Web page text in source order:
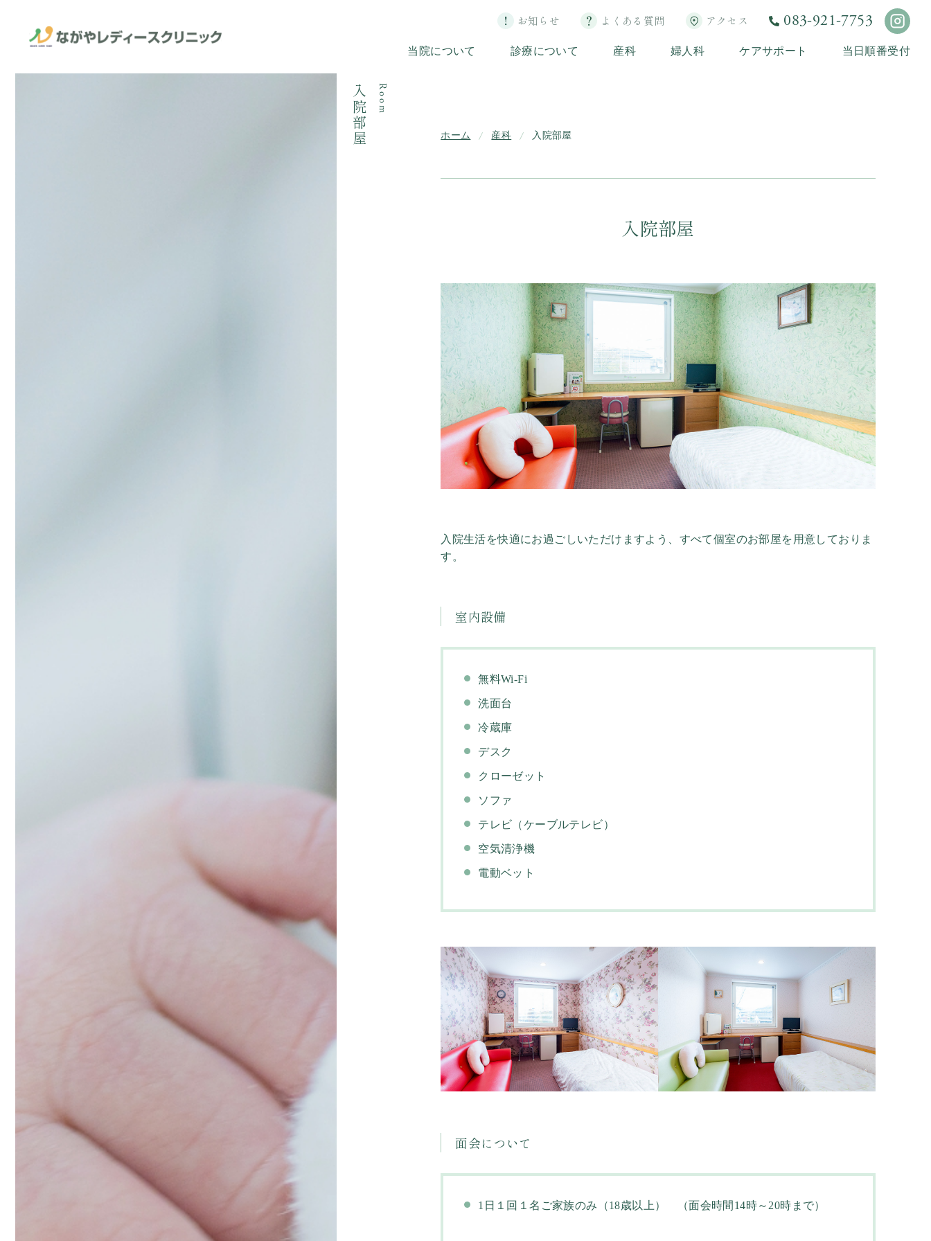
お知らせ よくある質問 アクセス 083-921-7753
当院について 診療について 産科 婦人科 ケアサポート 当日順番受付
Room
入院部屋 ホーム 産科 入院部屋
入院部屋
入院生活を快適にお過ごしいただけますよう、すべて個室のお部屋を用意しておりま
す。
室内設備
無料Wi-Fi
洗面台
冷蔵庫
デスク
クローゼット
ソファ
テレビ（ケーブルテレビ）
空気清浄機
電動ベット
面会について
1日１回１名ご家族のみ（18歳以上） （面会時間14時～20時まで）